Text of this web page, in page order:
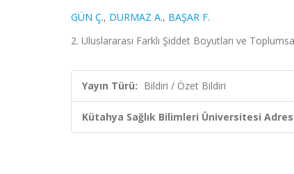
GÜN Ç., DURMAZ A., BAŞAR F.
2. Uluslararası Farklı Şiddet Boyutları ve
Yayın Türü: Bildiri / Özet Bildiri
Kütahya Sağlık Bilimleri Üniversitesi